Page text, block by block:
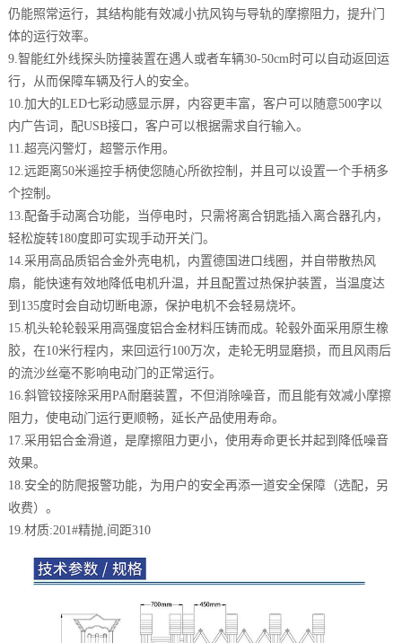
仍能照常运行，其结构能有效减小抗风钩与导轨的摩擦阻力，提升门
体的运行效率。
9.智能红外线探头防撞装置在遇人或者车辆30-50cm时可以自动返回运
行，从而保障车辆及行人的安全。
10.加大的LED七彩动感显示屏，内容更丰富，客户可以随意500字以
内广告词，配USB接口，客户可以根据需求自行输入。
11.超亮闪警灯，超警示作用。
12.远距离50米遥控手柄使您随心所欲控制，并且可以设置一个手柄多
个控制。
13.配备手动离合功能，当停电时，只需将离合钥匙插入离合器孔内，
轻松旋转180度即可实现手动开关门。
14.采用高品质铝合金外壳电机，内置德国进口线圈，并自带散热风
扇，能快速有效地降低电机升温，并且配置过热保护装置，当温度达
到135度时会自动切断电源，保护电机不会轻易烧坏。
15.机头轮轮毂采用高强度铝合金材料压铸而成。轮毂外面采用原生橡
胶，在10米行程内，来回运行100万次，走轮无明显磨损，而且风雨后
的流沙丝毫不影响电动门的正常运行。
16.斜管铰接除采用PA耐磨装置，不但消除噪音，而且能有效减小摩擦
阻力，使电动门运行更顺畅，延长产品使用寿命。
17.采用铝合金滑道，是摩擦阻力更小，使用寿命更长并起到降低噪音
效果。
18.安全的防爬报警功能，为用户的安全再添一道安全保障（选配，另
收费）。
19.材质:201#精抛,间距310